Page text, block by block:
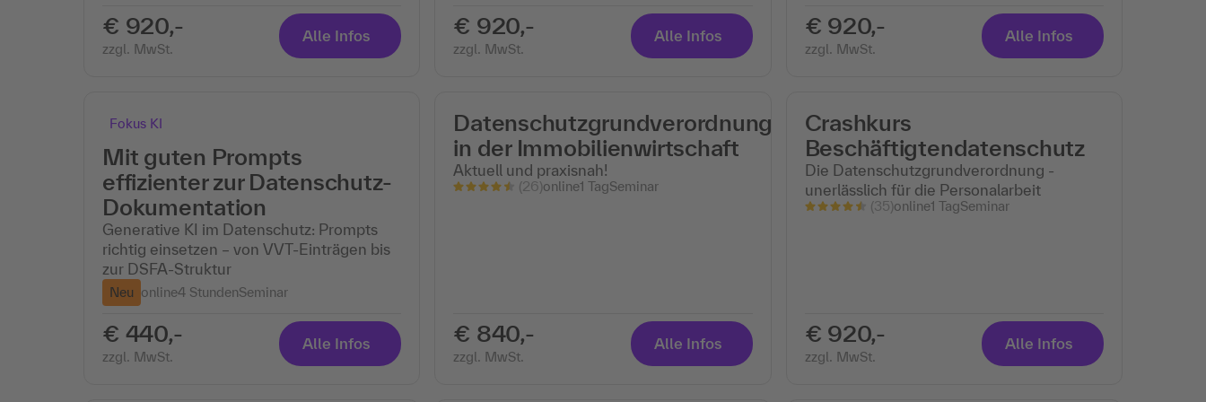
€ 920,-
zzgl. MwSt.
Alle Infos € 920,-
zzgl. MwSt.
Alle Infos € 920,-
zzgl. MwSt.
Alle Infos
Fokus KI
Mit guten Prompts
effizienter zur Datenschutz-
Dokumentation
Generative KI im Datenschutz: Prompts
richtig einsetzen – von VVT-Einträgen bis
zur DSFA-Struktur
Neu online4 StundenSeminar
€ 440,-
zzgl. MwSt.
Alle Infos
Datenschutzgrundverordnung
in der Immobilienwirtschaft
Aktuell und praxisnah!
(26)online1 TagSeminar
€ 840,-
zzgl. MwSt.
Alle Infos
Crashkurs
Beschäftigtendatenschutz
Die Datenschutzgrundverordnung -
unerlässlich für die Personalarbeit
(35)online1 TagSeminar
€ 920,-
zzgl. MwSt.
Alle Infos